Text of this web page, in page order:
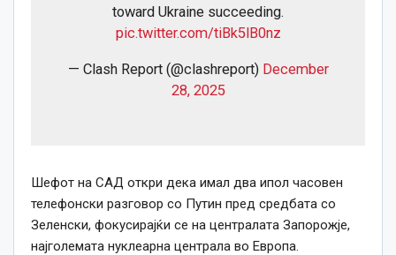
toward Ukraine succeeding.
pic.twitter.com/tiBk5lB0nz
— Clash Report (@clashreport) December
28, 2025
Шефот на САД откри дека имал два ипол часовен
телефонски разговор со Путин пред средбата со
Зеленски, фокусирајќи се на централата Запорожје,
најголемата нуклеарна централа во Европа.